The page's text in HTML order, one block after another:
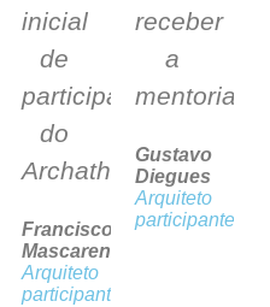
inicial
de
participar
do
Archathon."
Francisco
Mascarenhas
Arquiteto
participante
receber
a
mentoria."
Gustavo
Diegues
Arquiteto
participante